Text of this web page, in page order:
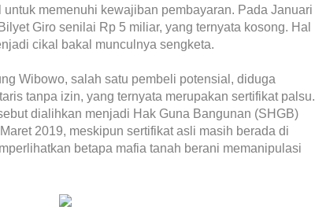
memenuhi kewajiban pembayaran. Pada Januari
Giro senilai Rp 5 miliar, yang ternyata kosong. Hal
cikal bakal munculnya sengketa.
Wibowo, salah satu pembeli potensial, diduga
tanpa izin, yang ternyata merupakan sertifikat palsu.
dialihkan menjadi Hak Guna Bangunan (SHGB)
2019, meskipun sertifikat asli masih berada di
betapa mafia tanah berani memanipulasi